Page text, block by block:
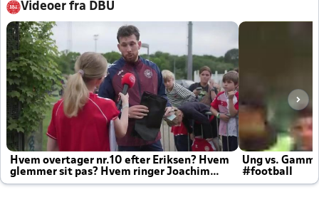
Videoer fra DBU
Hvem overtager nr.10 efter Eriksen? Hvem
glemmer sit pas? Hvem ringer Joachim
altid til efter kampe?
Ung vs.
#football